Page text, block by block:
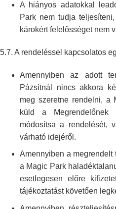
A hiányos adatokkal
Park nem tudja
károkért felelősséget nem
5.7. A rendeléssel kapcsolatos
Amennyiben az adott
Pázsitnál nincs akkora
meg szeretne rendelni, a
küld a
módosítsa a rendelését,
várható idejéről.
Amennyiben a megrendelt
a Magic Park
esetlegesen előre
tájékoztatást követően